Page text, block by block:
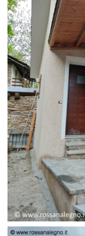
PENSILINA ENTRATA